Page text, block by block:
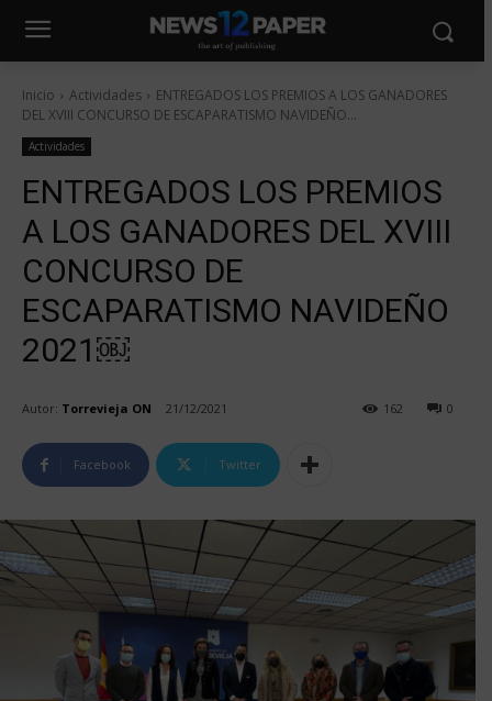
Inicio Actividades
ENTREGADOS LOS PREMIOS A LOS GANADORES
DEL XVIII CONCURSO DE ESCAPARATISMO NAVIDEÑO...
Actividades
ENTREGADOS LOS PREMIOS
A LOS GANADORES DEL XVIII
CONCURSO DE
ESCAPARATISMO NAVIDEÑO
2021￼
Autor: Torrevieja ON 21/12/2021 0
162
Facebook Twitter